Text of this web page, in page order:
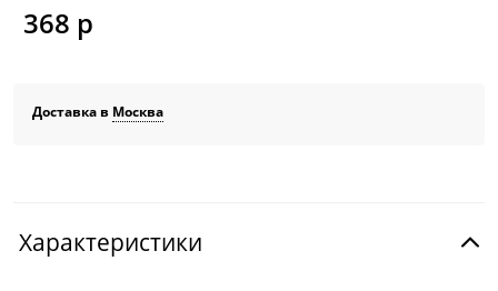
368 р
Доставка в Москва
Характеристики